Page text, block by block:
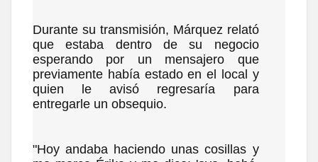
Durante su transmisión, Márquez relató
que estaba dentro de su negocio
esperando por un mensajero que
previamente había estado en el local y
quien le avisó regresaría para
entregarle un obsequio.
"Hoy andaba haciendo unas cosillas y